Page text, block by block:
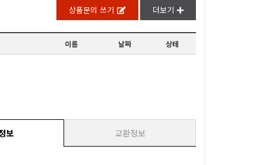
상품문의 쓰기 더보기
이름 날짜 상테
보 교환정보